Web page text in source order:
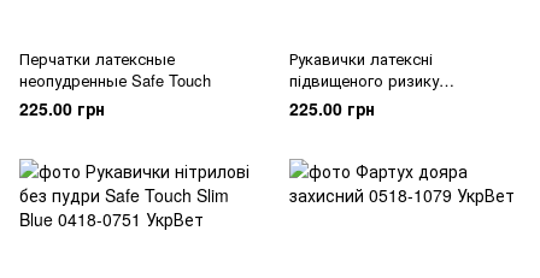
Перчатки латексные
неопудренные Safe Touch
225.00 грн
Рукавички латексні
підвищеного ризику
SafeTouch® Megapower
225.00 грн